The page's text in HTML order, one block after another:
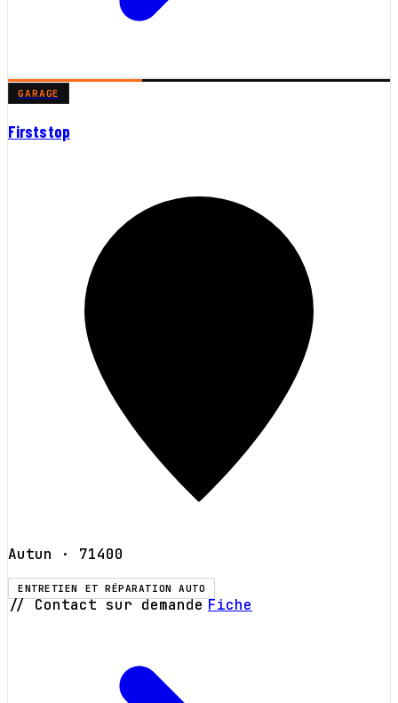
GARAGE
Firststop
Autun · 71400
ENTRETIEN ET RÉPARATION AUTO
// Contact sur demande Fiche